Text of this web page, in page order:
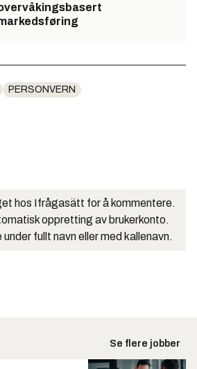
PERSONVERN
hos Ifrågasätt for å kommentere.
oppretting av brukerkonto.
fullt navn eller med kallenavn.
Se flere jobber